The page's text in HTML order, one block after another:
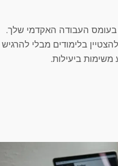
העבודה האקדמי שלך.
בלימודים מבלי להרגיש
ביעילות.